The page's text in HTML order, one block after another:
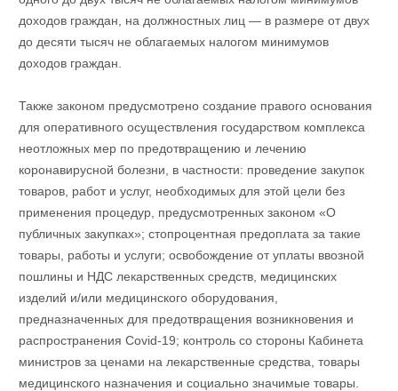
доходов граждан, на должностных лиц — в размере от двух
до десяти тысяч не облагаемых налогом минимумов
доходов граждан.
Также законом предусмотрено создание правого основания
для оперативного осуществления государством комплекса
неотложных мер по предотвращению и лечению
коронавирусной болезни, в частности: проведение закупок
товаров, работ и услуг, необходимых для этой цели без
применения процедур, предусмотренных законом «О
публичных закупках»; стопроцентная предоплата за такие
товары, работы и услуги; освобождение от уплаты ввозной
пошлины и НДС лекарственных средств, медицинских
изделий и/или медицинского оборудования,
предназначенных для предотвращения возникновения и
распространения Covid-19; контроль со стороны Кабинета
министров за ценами на лекарственные средства, товары
медицинского назначения и социально значимые товары.